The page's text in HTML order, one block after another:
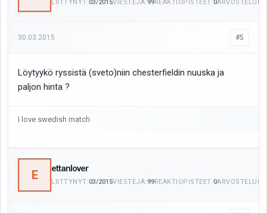
LIITTYNYT:03/2015VIESTEJÄ:99REAKTIOPISTEET:0
30.03.2015 #5
Löytyykö ryssistä (sveto)niin chesterfieldin nuuska ja
paljon hinta ?
I love swedish match
E ettanlover
LIITTYNYT:03/2015VIESTEJÄ:99REAKTIOPISTEET:0